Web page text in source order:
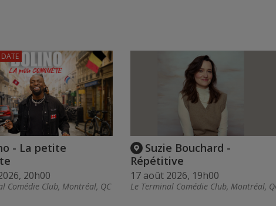
- La petite
20h00
Comédie Club, Montréal, QC
Suzie Bouchard -
Répétitive
17 août 2026, 19h00
Le Terminal Comédie Club, Montréal,